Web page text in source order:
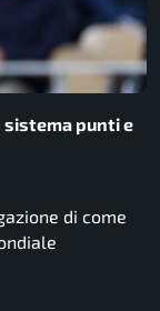
sistema punti e
di come